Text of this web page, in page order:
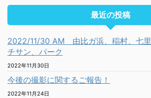
最近の投稿
2022/11/30 AM 由比ガ浜、稲村、七里
チサン、パーク
2022年11月30日
今後の撮影に関するご報告！
2022年11月24日